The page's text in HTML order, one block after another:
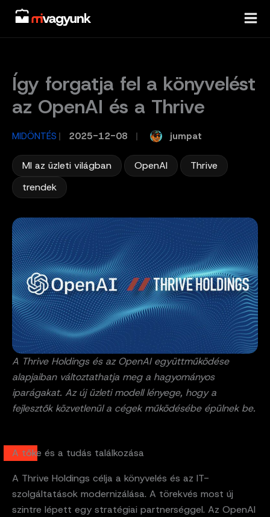
Skip
content
Így forgatja fel a könyvelést
az OpenAI és a Thrive
MIDÖNTÉS / 2025-12-08 jumpat
MI az üzleti világban OpenAI Thrive
trendek
A Thrive Holdings és az OpenAI együttműködése
alapjaiban változtathatja meg a hagyományos
iparágakat. Az új üzleti modell lényege, hogy a
fejlesztők közvetlenül a cégek működésébe épülnek be.
A tőke és a tudás találkozása
A Thrive Holdings célja a könyvelés és az IT-
szolgáltatások modernizálása. A törekvés most új
szintre lépett egy stratégiai partnerséggel. Az OpenAI